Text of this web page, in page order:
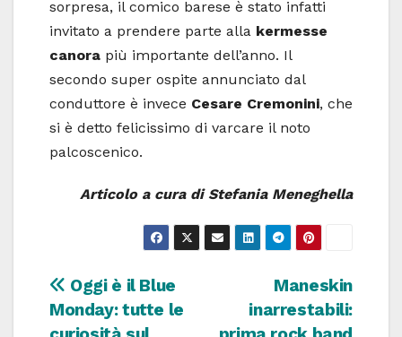
sorpresa, il comico barese è stato infatti
invitato a prendere parte alla kermesse
canora più importante dell’anno. Il
secondo super ospite annunciato dal
conduttore è invece Cesare Cremonini, che
si è detto felicissimo di varcare il noto
palcoscenico.
Articolo a cura di Stefania Meneghella
Navigazione
articoli
Maneskin
inarrestabili:
Oggi è il Blue
Monday: tutte le